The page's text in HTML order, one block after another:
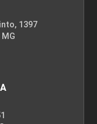
1397